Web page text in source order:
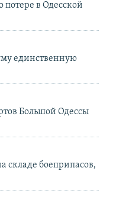
в Одесской
единственную
Большой Одессы
складе боеприпасов,